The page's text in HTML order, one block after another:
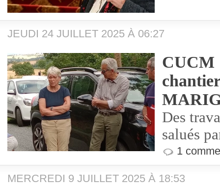
JEUDI 24 JUILLET 2025 À 06:27
CUCM
Des
salués
1
MERCREDI 9 JUILLET 2025 À 18:53